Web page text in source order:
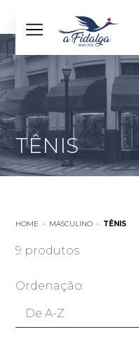
TÊNIS
HOME » MASCULINO » TÊNIS
9 produtos
Ordenação: